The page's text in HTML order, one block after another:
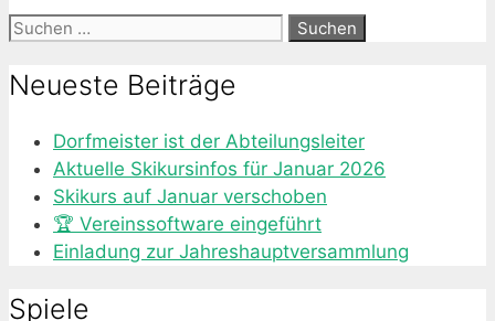
Suche
Neueste Beiträge
Dorfmeister ist der Abteilungsleiter
Aktuelle Skikursinfos für Januar 2026
Skikurs auf Januar verschoben
🏆 Vereinssoftware eingeführt
Einladung zur Jahreshauptversammlung
Spiele